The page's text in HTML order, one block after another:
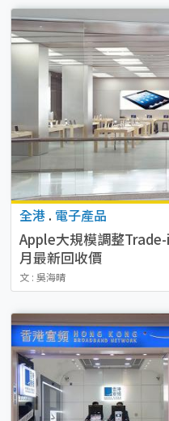
全港 . 電子產品
Apple大規模調整
月最新回收價
文 : 吳海晴